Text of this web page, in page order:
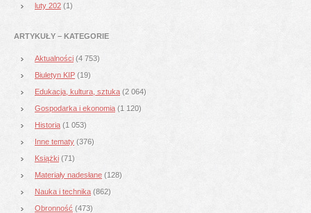
luty 202 (1)
ARTYKUŁY – KATEGORIE
Aktualności (4 753)
Biuletyn KIP (19)
Edukacja, kultura, sztuka (2 064)
Gospodarka i ekonomia (1 120)
Historia (1 053)
Inne tematy (376)
Książki (71)
Materiały nadesłane (128)
Nauka i technika (862)
Obronność (473)